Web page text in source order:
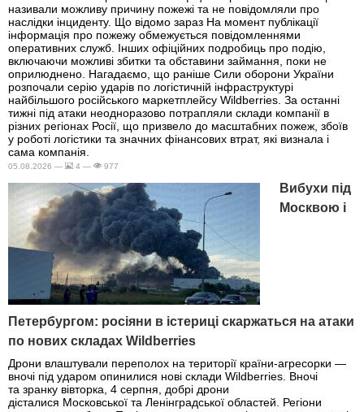
називали можливу причину пожежі та не повідомляли про
наслідки інциденту. Що відомо зараз На момент публікації
інформація про пожежу обмежується повідомленнями
оперативних служб. Інших офіційних подробиць про подію,
включаючи можливі збитки та обставини займання, поки не
оприлюднено. Нагадаємо, що раніше Сили оборони України
розпочали серію ударів по логістичній інфраструктурі
найбільшого російського маркетплейсу Wildberries. За останні
тижні під атаки неодноразово потрапляли склади компанії в
різних регіонах Росії, що призвело до масштабних пожеж, збоїв
у роботі логістики та значних фінансових втрат, які визнала і
сама компанія.
05.08.2026 — 4 — 977
Вибухи під
Москвою і
Петербургом: росіяни в істериці скаржаться на атаки
по нових складах Wildberries
Дрони влаштували переполох на території країни-агресорки —
вночі під ударом опинилися нові склади Wildberries. Вночі
та зранку вівторка, 4 серпня, добрі дрони
дісталися Московської та Ленінградської областей. Регіони